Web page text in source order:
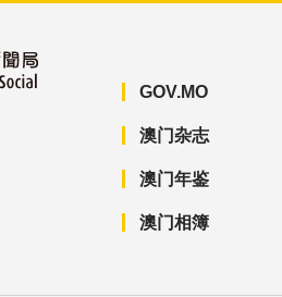
GOV.MO
澳门杂志
澳门年鉴
澳门相簿